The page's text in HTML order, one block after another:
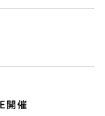
開催